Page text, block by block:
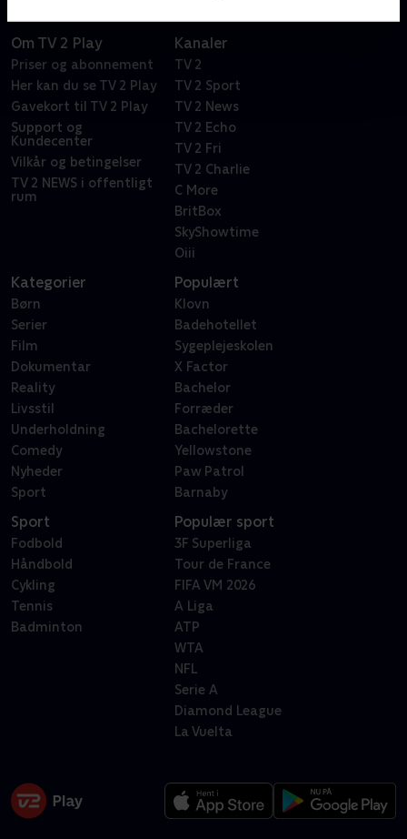
Om TV 2 Play
Priser og abonnement
Her kan du se TV 2 Play
Gavekort til TV 2 Play
Support og
Kundecenter
Vilkår og betingelser
TV 2 NEWS i offentligt
rum
Kanaler
TV 2
TV 2 Sport
TV 2 News
TV 2 Echo
TV 2 Fri
TV 2 Charlie
C More
BritBox
SkyShowtime
Oiii
Kategorier
Børn
Serier
Film
Dokumentar
Reality
Livsstil
Underholdning
Comedy
Nyheder
Sport
Populært
Klovn
Badehotellet
Sygeplejeskolen
X Factor
Bachelor
Forræder
Bachelorette
Yellowstone
Paw Patrol
Barnaby
Sport
Fodbold
Håndbold
Cykling
Tennis
Badminton
Populær sport
3F Superliga
Tour de France
FIFA VM 2026
A Liga
ATP
WTA
NFL
Serie A
Diamond League
La Vuelta